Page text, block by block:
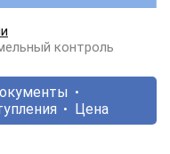
контроль
Цена